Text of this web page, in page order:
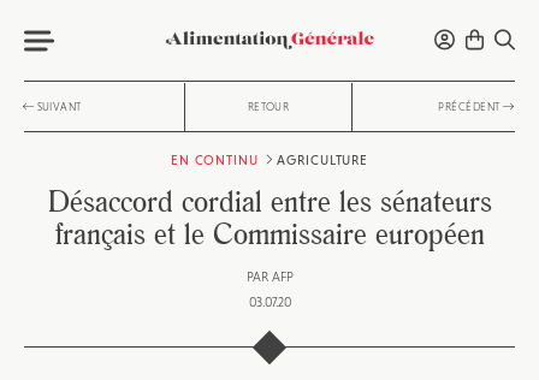
SUIVANT RETOUR PRÉCÉDENT
EN CONTINU AGRICULTURE
Désaccord cordial entre les sénateurs
français et le Commissaire européen
PAR AFP
03.07.20